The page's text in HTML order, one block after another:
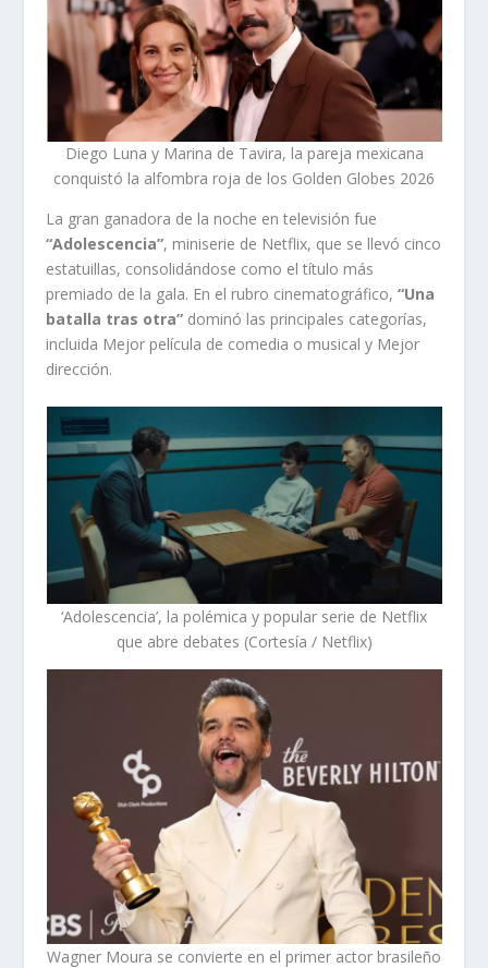
Diego Luna y Marina de Tavira, la pareja mexicana
conquistó la alfombra roja de los Golden Globes 2026
La gran ganadora de la noche en televisión fue
“Adolescencia”, miniserie de Netflix, que se llevó cinco
estatuillas, consolidándose como el título más
premiado de la gala. En el rubro cinematográfico,“Una
batalla tras otra” dominó las principales categorías,
incluida Mejor película de comedia o musical y Mejor
dirección.
‘Adolescencia’, la polémica y popular serie de Netflix
que abre debates (Cortesía / Netflix)
Wagner Moura se convierte en el primer actor brasileño